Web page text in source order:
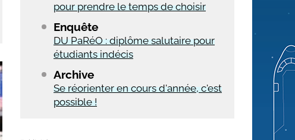
Découvrir le monde
pour prendre le temps de choisir
Enquête
DU PaRéO : diplôme salutaire pour
étudiants indécis
Archive
Se réorienter en cours d'année, c'est
possible !